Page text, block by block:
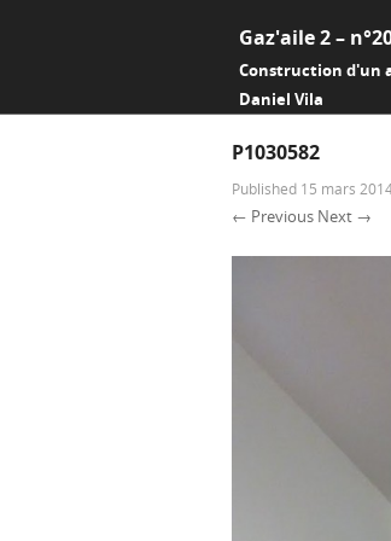
Gaz'aile 2 –
Construction d'un
Daniel Vila
P1030582
Published 15 mars
← Previous Next →